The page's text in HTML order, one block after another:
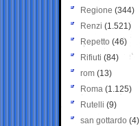
Regione (344)
Renzi (1.521)
Repetto (46)
Rifiuti (84)
rom (13)
Roma (1.125)
Rutelli (9)
san gottardo (4)